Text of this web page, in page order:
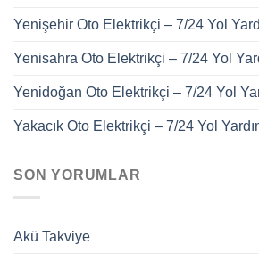
Yenişehir Oto Elektrikçi – 7/24 Yol
Yenisahra Oto Elektrikçi – 7/24 Yol
Yenidoğan Oto Elektrikçi – 7/24 Yol
Yakacık Oto Elektrikçi – 7/24 Yol
SON YORUMLAR
Akü Takviye